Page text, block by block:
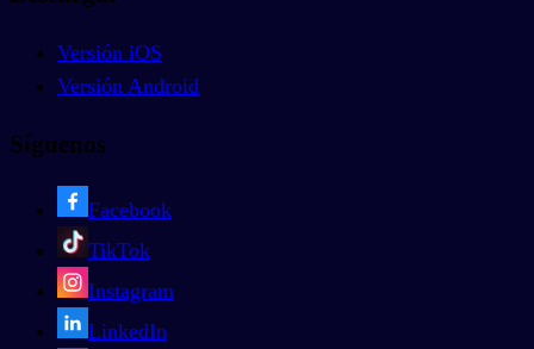
Versión iOS
Versión Android
Síguenos
Facebook
TikTok
Instagram
LinkedIn